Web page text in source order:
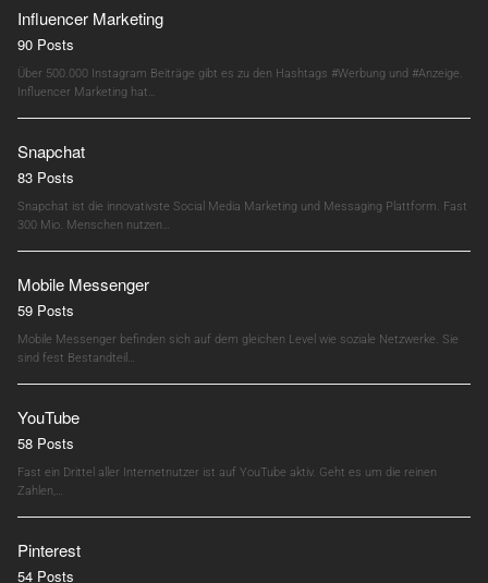
Influencer Marketing
90 Posts
Über 500.000 Instagram Beiträge gibt es zu den Hashtags #Werbung und #Anzeige.
Influencer Marketing hat…
Snapchat
83 Posts
Snapchat ist die innovativste Social Media Marketing und Messaging Plattform. Fast
300 Mio. Menschen nutzen…
Mobile Messenger
59 Posts
Mobile Messenger befinden sich auf dem gleichen Level wie soziale Netzwerke. Sie
sind fest Bestandteil…
YouTube
58 Posts
Fast ein Drittel aller Internetnutzer ist auf YouTube aktiv. Geht es um die reinen
Zahlen,…
Pinterest
54 Posts